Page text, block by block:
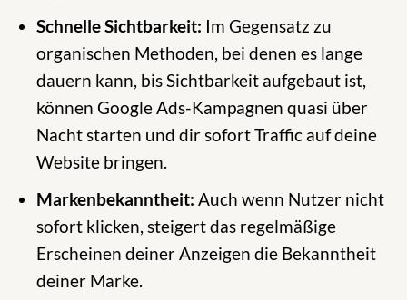
Schnelle Sichtbarkeit: Im Gegensatz zu
organischen Methoden, bei denen es lange
dauern kann, bis Sichtbarkeit aufgebaut ist,
können Google Ads-Kampagnen quasi über
Nacht starten und dir sofort Traffic auf deine
Website bringen.
Markenbekanntheit: Auch wenn Nutzer nicht
sofort klicken, steigert das regelmäßige
Erscheinen deiner Anzeigen die Bekanntheit
deiner Marke.